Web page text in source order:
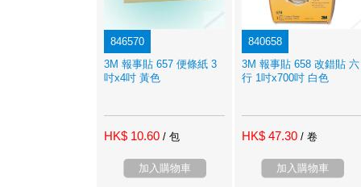
846570
3M 報事貼 657 便條紙 3
吋x4吋 黃色
HK$ 10.60 / 包
加入購物車
840658
3M 報事貼 658 改錯貼 六
行 1吋x700吋 白色
HK$ 47.30 / 卷
加入購物車